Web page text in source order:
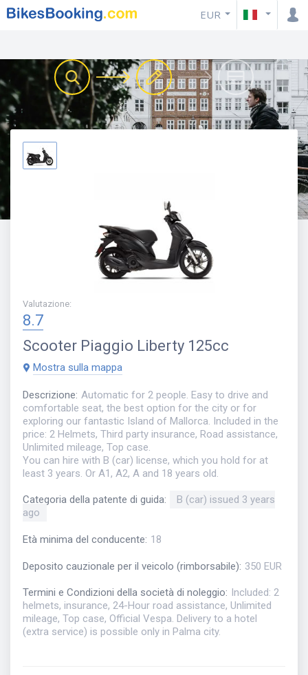
EUR
Valutazione:
8.7
Scooter Piaggio Liberty 125cc
Mostra sulla mappa
Descrizione: Automatic for 2 people. Easy to drive and
comfortable seat, the best option for the city or for
exploring our fantastic Island of Mallorca. Included in the
price: 2 Helmets, Third party insurance, Road assistance,
Unlimited mileage, Top case.
You can hire with B (car) license, which you hold for at
least 3 years. Or A1, A2, A and 18 years old.
Categoria della patente di guida:
B (car) issued 3 years
ago
Età minima del conducente: 18
Deposito cauzionale per il veicolo (rimborsabile): 350 EUR
Termini e Condizioni della società di noleggio:
Included: 2
helmets, insurance, 24-Hour road assistance, Unlimited
mileage, Top case, Official Vespa. Delivery to a hotel
(extra service) is possible only in Palma city.